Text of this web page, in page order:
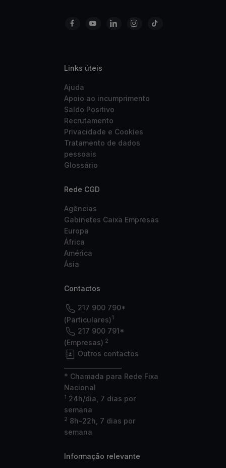
Links úteis
Ajuda
Apoio ao incumprimento
Saldo Positivo
Recrutamento
Privacidade e Cookies
Tratamento de dados
pessoais
Glossário
Rede CGD
Agências
Gabinetes Caixa Empresas
Europa
África
América
Ásia
Contactos
217 900 790*
(Particulares)1
217 900 791*
(Empresas) 2
Outros contactos
* Chamada para Rede Fixa
Nacional
1 24h/dia, 7 dias por
semana
2 8h-22h, 7 dias por
semana
Informação relevante